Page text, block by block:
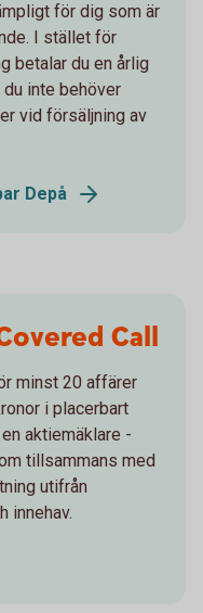
för dig som är
I stället för
betalar du en årlig
inte behöver
vid försäljning av
Depå
Call
minst 20 affärer
i placerbart
aktiemäklare -
tillsammans med
utifrån
innehav.